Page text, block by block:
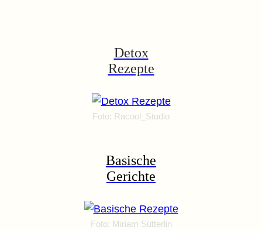
Detox
Rezepte
Foto: Racool_Studio
Basische
Gerichte
Foto: Miriam Sütterlin